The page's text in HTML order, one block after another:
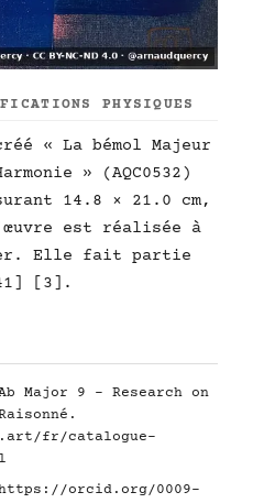
PHYSIQUES
« La bémol Majeur
» (AQC0532)
14.8 × 21.0 cm,
est réalisée à
Elle fait partie
[3].
Major 9 - Research on
fr/catalogue-
orcid.org/0009-